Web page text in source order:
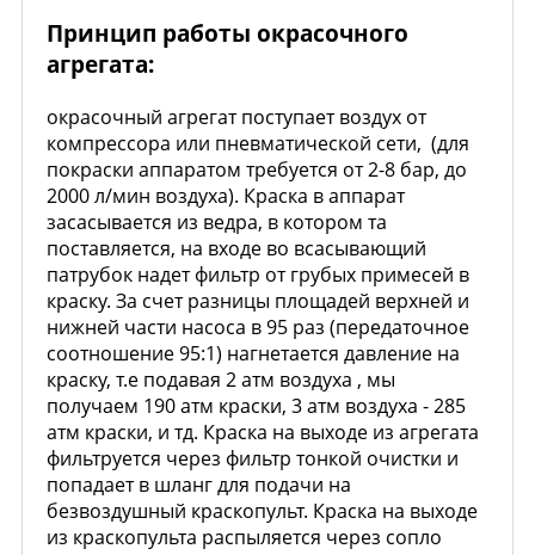
Принцип работы окрасочного
агрегата:
окрасочный агрегат поступает воздух от
компрессора или пневматической сети, (для
покраски аппаратом требуется от 2-8 бар, до
2000 л/мин воздуха). Краска в аппарат
засасывается из ведра, в котором та
поставляется, на входе во всасывающий
патрубок надет фильтр от грубых примесей в
краску. За счет разницы площадей верхней и
нижней части насоса в 95 раз (передаточное
соотношение 95:1) нагнетается давление на
краску, т.е подавая 2 атм воздуха , мы
получаем 190 атм краски, 3 атм воздуха - 285
атм краски, и тд. Краска на выходе из агрегата
фильтруется через фильтр тонкой очистки и
попадает в шланг для подачи на
безвоздушный краскопульт. Краска на выходе
из краскопульта распыляется через сопло